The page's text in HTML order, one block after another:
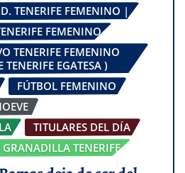
TENERIFE FEMENINO |
FEMENINO
TENERIFE FEMENINO
TENERIFE EGATESA )
FÚTBOL FEMENINO
TITULARES DEL DÍA
TENERIFE